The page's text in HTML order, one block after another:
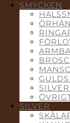
SMYCKEN
SILVER